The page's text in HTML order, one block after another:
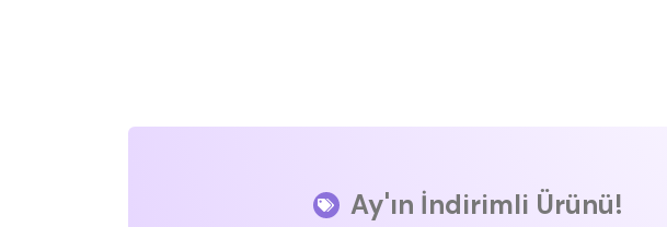
Ay'ın İndirimli Ürünü!